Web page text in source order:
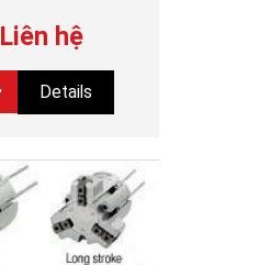
Liên hệ
Details